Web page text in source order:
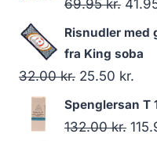
46.95 kr..
69.95kr. Den
pris
var:
Risnudler
fra King soba
32.00kr. Den
oprindelige
pris
25.50 kr.
pris
Spenglersan T
132.00kr. Den